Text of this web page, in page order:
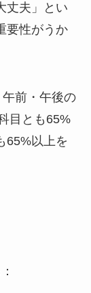
丈夫」とい
要性がうか
前・午後の
目とも65%
65%以上を